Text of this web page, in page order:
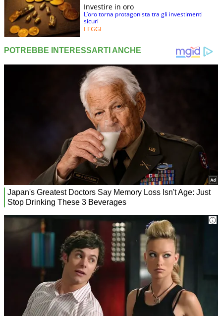
Investire in oro
L’oro torna protagonista tra gli investimenti
sicuri
LEGGI